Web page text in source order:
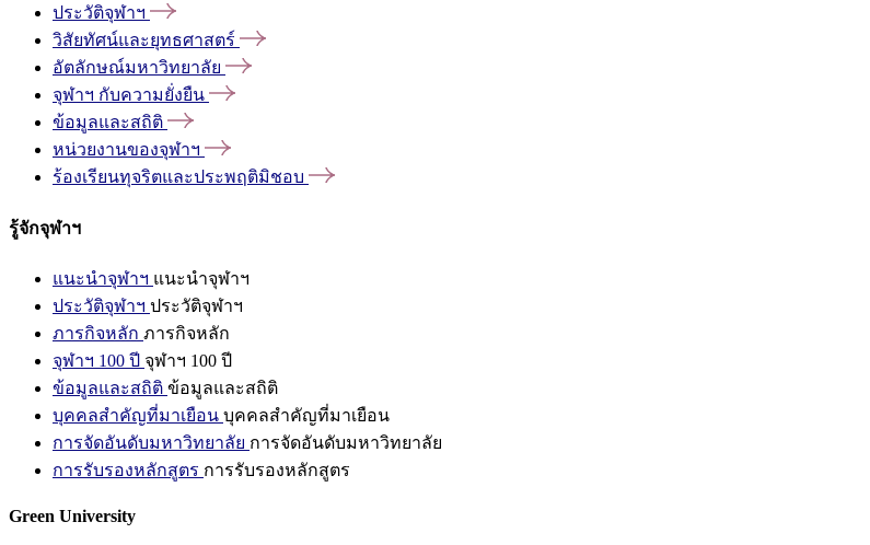
ประวัติจุฬาฯ
วิสัยทัศน์และยุทธศาสตร์
อัตลักษณ์มหาวิทยาลัย
จุฬาฯ กับความยั่งยืน
ข้อมูลและสถิติ
หน่วยงานของจุฬาฯ
ร้องเรียนทุจริตและประพฤติมิชอบ
รู้จักจุฬาฯ
แนะนำจุฬาฯ แนะนำจุฬาฯ
ประวัติจุฬาฯ ประวัติจุฬาฯ
ภารกิจหลัก ภารกิจหลัก
จุฬาฯ 100 ปี จุฬาฯ 100 ปี
ข้อมูลและสถิติ ข้อมูลและสถิติ
บุคคลสำคัญที่มาเยือน บุคคลสำคัญที่มาเยือน
การจัดอันดับมหาวิทยาลัย การจัดอันดับมหาวิทยาลัย
การรับรองหลักสูตร การรับรองหลักสูตร
Green University